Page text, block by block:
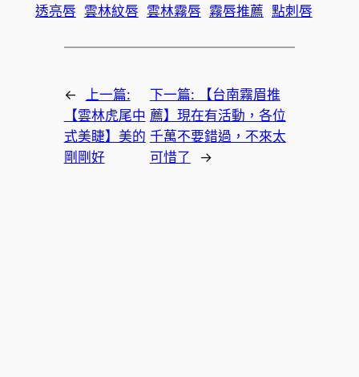
透亮唇 雲林紋唇 雲林霧唇 霧唇推薦 點刺唇
←
上一篇:
【雲林虎尾中
式美睫】美的
剛剛好
下一篇:
【台南霧眉推
薦】現在有活動，各位
千萬不要錯過，不來太
可惜了
→